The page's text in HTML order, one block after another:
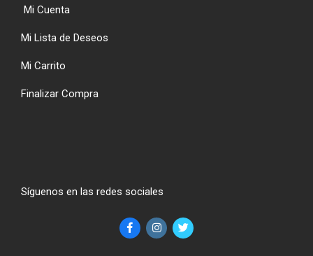
Mi Cuenta
Mi Lista de Deseos
Mi Carrito
Finalizar Compra
Síguenos en las redes sociales